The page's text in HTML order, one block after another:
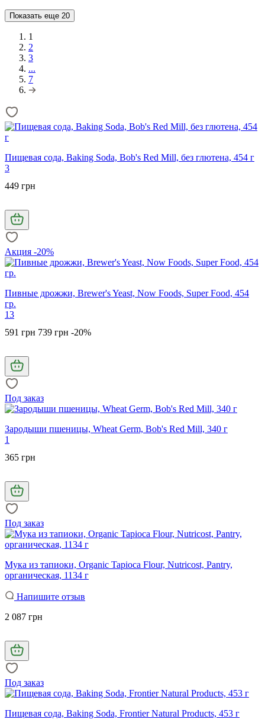
Показать еще 20
1
2
3
...
7
Пищевая сода, Baking Soda, Bob's Red Mill, без глютена, 454 г
3
449 грн
Акция -20%
Пивные дрожжи, Brewer's Yeast, Now Foods, Super Food, 454
гр.
13
591 грн 739 грн -20%
Под заказ
Зародыши пшеницы, Wheat Germ, Bob's Red Mill, 340 г
1
365 грн
Под заказ
Мука из тапиоки, Organic Tapioca Flour, Nutricost, Pantry,
органическая, 1134 г
Напишите отзыв
2 087 грн
Под заказ
Пищевая сода, Baking Soda, Frontier Natural Products, 453 г